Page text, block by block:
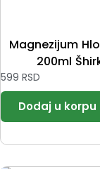
Magnezijum
200ml
599 RSD